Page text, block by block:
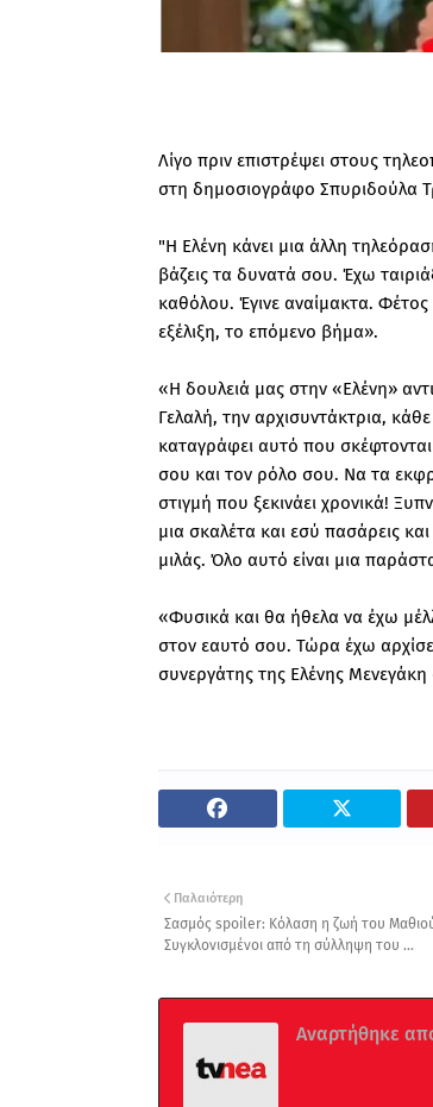
Λίγο πριν επιστρέψει στους
στη δημοσιογράφο Σπυριδούλα
"Η Ελένη κάνει μια άλλη
βάζεις τα δυνατά σου. Έχω
καθόλου. Έγινε αναίμακτα.
εξέλιξη, το επόμενο βήμα».
«Η δουλειά μας στην «Ελένη»
Γελαλή, την αρχισυντάκτρια,
καταγράφει αυτό που σκέφτονται
σου και τον ρόλο σου. Να τα
στιγμή που ξεκινάει χρονικά!
μια σκαλέτα και εσύ πασάρεις
μιλάς. Όλο αυτό είναι μια
«Φυσικά και θα ήθελα να έχω
στον εαυτό σου. Τώρα έχω
συνεργάτης της Ελένης Μενεγάκη
Παλαιότερη
Σασμός spoiler: Κόλαση η ζωή του
Συγκλονισμένοι από τη σύλληψη του ...
Αναρτήθηκε